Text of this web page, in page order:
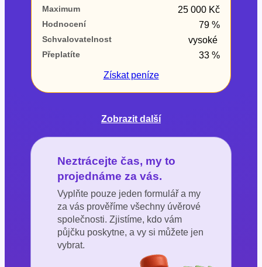
Maximum 25 000 Kč
Hodnocení 79 %
Schvalovatelnost vysoké
Přeplatíte
33 %
Získatpeníze
Zobrazit další
Neztrácejte čas, my to
projednáme za vás.
Vyplňte pouze jeden formulář a my
za vás prověříme všechny úvěrové
společnosti. Zjistíme, kdo vám
půjčku poskytne, a vy si můžete jen
vybrat.